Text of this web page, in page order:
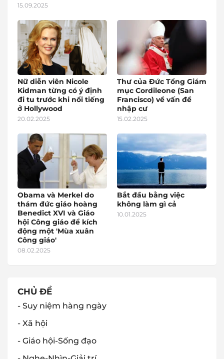
15.09.2025
Nữ diễn viên Nicole
Kidman từng có ý định
đi tu trước khi nổi tiếng
ở Hollywood
20.02.2025
Thư của Đức Tổng Giám
mục Cordileone (San
Francisco) về vấn đề
nhập cư
15.02.2025
Obama và Merkel do
thám đức giáo hoàng
Benedict XVI và Giáo
hội Công giáo để kích
động một 'Mùa xuân
Công giáo'
08.02.2025
Bắt đầu bằng việc
không làm gì cả
10.01.2025
CHỦ ĐỀ
- Suy niệm hàng ngày
- Xã hội
- Giáo hội-Sống đạo